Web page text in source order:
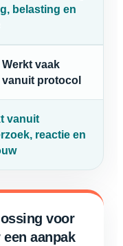
belasting en
Werkt vaak
vanuit protocol
vanuit
reactie en
voor
aanpak